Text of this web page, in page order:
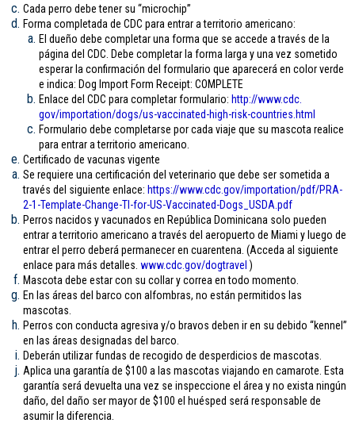
Cada perro debe tener su “microchip”
Forma completada de CDC para entrar a territorio americano:
El dueño debe completar una forma que se accede a través de la
página del CDC. Debe completar la forma larga y una vez sometido
esperar la confirmación del formulario que aparecerá en color verde
e indica: Dog Import Form Receipt: COMPLETE
Enlace del CDC para completar formulario: http://www.cdc.
gov/importation/dogs/us-vaccinated-high-risk-countries.html
Formulario debe completarse por cada viaje que su mascota realice
para entrar a territorio americano.
Certificado de vacunas vigente
Se requiere una certificación del veterinario que debe ser sometida a
través del siguiente enlace: https://www.cdc.gov/importation/pdf/PRA-
2-1-Template-Change-TI-for-US-Vaccinated-Dogs_USDA.pdf
Perros nacidos y vacunados en República Dominicana solo pueden
entrar a territorio americano a través del aeropuerto de Miami y luego de
entrar el perro deberá permanecer en cuarentena. (Acceda al siguiente
enlace para más detalles. www.cdc.gov/dogtravel )
Mascota debe estar con su collar y correa en todo momento.
En las áreas del barco con alfombras, no están permitidos las
mascotas.
Perros con conducta agresiva y/o bravos deben ir en su debido “kennel”
en las áreas designadas del barco.
Deberán utilizar fundas de recogido de desperdicios de mascotas.
Aplica una garantía de $100 a las mascotas viajando en camarote. Esta
garantía será devuelta una vez se inspeccione el área y no exista ningún
daño, del daño ser mayor de $100 el huésped será responsable de
asumir la diferencia.